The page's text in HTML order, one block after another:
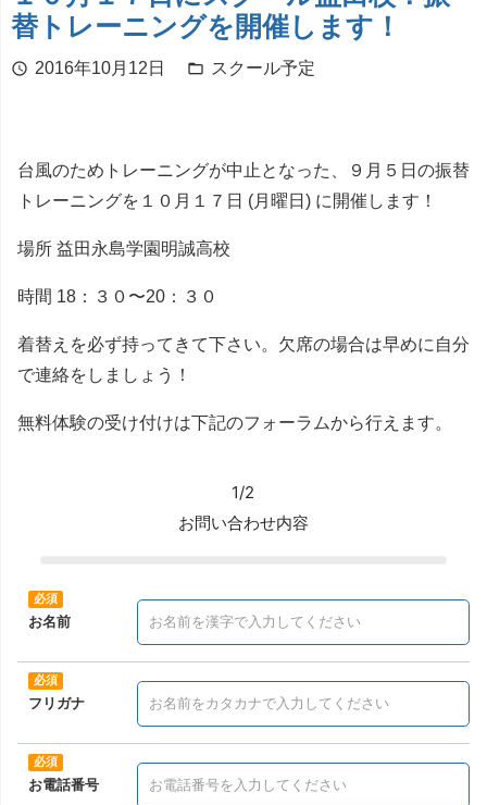
替トレーニングを開催します！
schedule 2016年10月12日 folder_open スクール予定
台風のためトレーニングが中止となった、９月５日の振替
トレーニングを１０月１７日 (月曜日) に開催します！
場所 益田永島学園明誠高校
時間 18：３０〜20：３０
着替えを必ず持ってきて下さい。欠席の場合は早めに自分
で連絡をしましょう！
無料体験の受け付けは下記のフォーラムから行えます。
1/2
お問い合わせ内容
お名前
フリガナ
お電話番号